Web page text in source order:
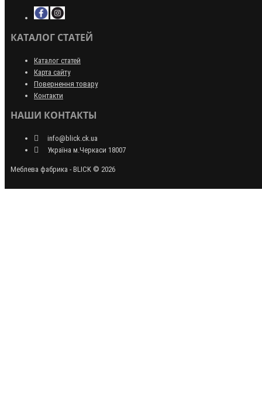
КАТАЛОГ СТАТЕЙ
Каталог статей
Карта сайту
Повернення товару
Контакти
НАШИ КОНТАКТЫ
info@blick.ck.ua
Україна м.Черкаси 18007
Меблева фабрика - BLICK © 2026